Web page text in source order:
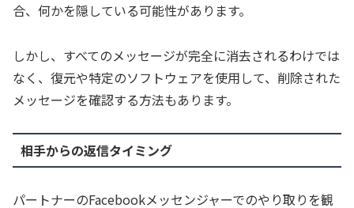
合、何かを隠している可能性があります。
しかし、すべてのメッセージが完全に消去されるわけでは
なく、復元や特定のソフトウェアを使用して、削除された
メッセージを確認する方法もあります。
相手からの返信タイミング
パートナーのFacebookメッセンジャーでのやり取りを観